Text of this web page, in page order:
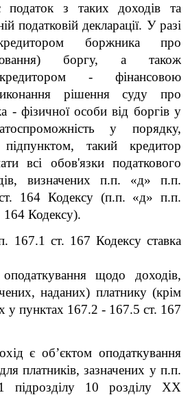
податок з таких доходів та
податковій декларації. У разі
боржника про
боргу, а також
кредитором - фінансовою
рішення суду про
- фізичної особи від боргів у
у порядку,
такий кредитор
всі обов'язки податкового
визначених п.п. «д» п.п.
164 Кодексу (п.п. «д» п.п.
Кодексу).
167.1 ст. 167 Кодексу ставка
щодо доходів,
наданих) платнику (крім
у пунктах 167.2 - 167.5 ст. 167
є об’єктом оподаткування
платників, зазначених у п.п.
підрозділу 10 розділу XX